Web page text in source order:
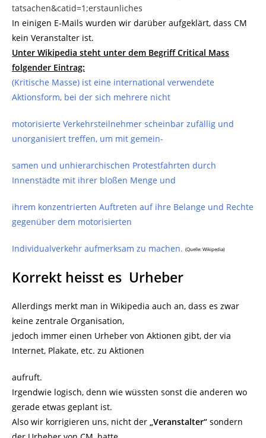
tatsachen&catid=1;erstaunliches
In einigen E-Mails wurden wir darüber aufgeklärt, dass CM
kein Veranstalter ist.
Unter Wikipedia steht unter dem Begriff Critical Mass
folgender Eintrag:
(Kritische Masse) ist eine international verwendete
Aktionsform, bei der sich mehrere nicht
motorisierte Verkehrsteilnehmer scheinbar zufällig und
unorganisiert treffen, um mit gemein-
samen und unhierarchischen Protestfahrten durch
Innenstädte mit ihrer bloßen Menge und
ihrem konzentrierten Auftreten auf ihre Belange und Rechte
gegenüber dem motorisierten
Individualverkehr aufmerksam zu machen. (Quelle: Wikipedia)
Korrekt heisst es Urheber
Allerdings merkt man in Wikipedia auch an, dass es zwar
keine zentrale Organisation,
jedoch immer einen Urheber von Aktionen gibt, der via
Internet, Plakate, etc. zu Aktionen
aufruft.
Irgendwie logisch, denn wie wüssten sonst die anderen wo
gerade etwas geplant ist.
Also wir korrigieren uns, nicht der „Veranstalter“ sondern